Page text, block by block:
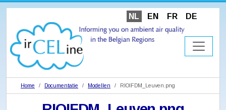
NL EN FR DE
Home Documentatie Modellen RIOIFDM_Leuven.png